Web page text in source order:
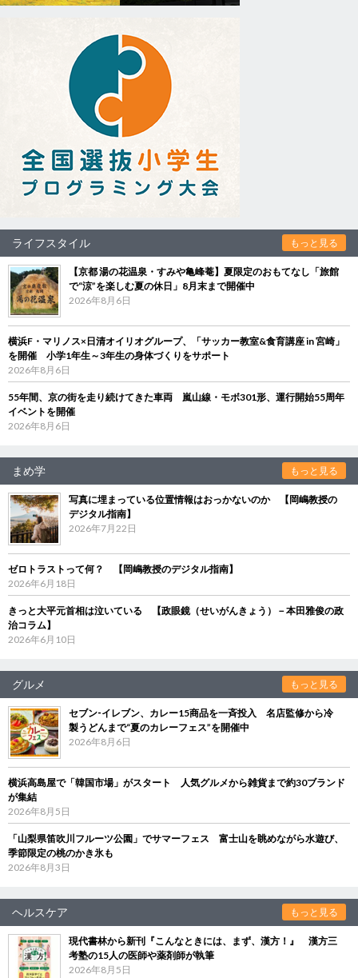
ライフスタイル もっと見る
【京都 湯の花温泉・すみや亀峰菴】夏限定のおもてなし「旅館
で“涼”を楽しむ夏の休日」8月末まで開催中
2026年8月6日
横浜F・マリノス×日清オイリオグループ、「サッカー教室&食育講座 in 宮崎」
を開催 小学1年生～3年生の身体づくりをサポート
2026年8月6日
55年間、京の街を走り続けてきた車両 嵐山線・モボ301形、運行開始55周年
イベントを開催
2026年8月6日
まめ学 もっと見る
写真に埋まっている位置情報はおっかないのか 【岡嶋教授の
デジタル指南】
2026年7月22日
ゼロトラストって何？ 【岡嶋教授のデジタル指南】
2026年6月18日
きっと大平元首相は泣いている 【政眼鏡（せいがんきょう）－本田雅俊の政
治コラム】
2026年6月10日
グルメ もっと見る
セブン‐イレブン、カレー15商品を一斉投入 名店監修から冷
製うどんまで“夏のカレーフェス”を開催中
2026年8月6日
横浜高島屋で「韓国市場」がスタート 人気グルメから雑貨まで約30ブランド
が集結
2026年8月5日
「山梨県笛吹川フルーツ公園」でサマーフェス 富士山を眺めながら水遊び、
季節限定の桃のかき氷も
2026年8月3日
ヘルスケア もっと見る
現代書林から新刊『こんなときには、まず、漢方！』 漢方三
考塾の15人の医師や薬剤師が執筆
2026年8月5日